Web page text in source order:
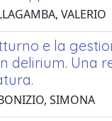
VALERIO
e la
delirium. Una
SIMONA